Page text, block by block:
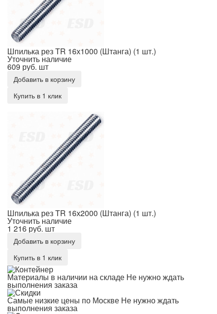
Шпилька рез TR 16х1000 (Штанга) (1 шт.)
Уточнить наличие
609 руб. шт
Добавить в корзину
Купить в 1 клик
Шпилька рез TR 16х2000 (Штанга) (1 шт.)
Уточнить наличие
1 216 руб. шт
Добавить в корзину
Купить в 1 клик
Материалы в наличии на складе Не нужно ждать
выполнения заказа
Самые низкие цены по Москве Не нужно ждать
выполнения заказа